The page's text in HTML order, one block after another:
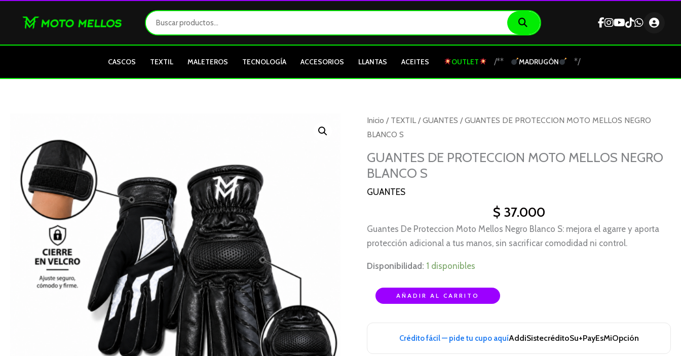
CASCOS TEXTIL MALETEROS TECNOLOGÍA ACCESORIOS LLANTAS ACEITES OUTLET /** MADRUGÓN */
Inicio / TEXTIL /GUANTES / GUANTES DE PROTECCION MOTO MELLOS NEGRO
BLANCO S
GUANTES DE PROTECCION MOTO MELLOS NEGRO
BLANCO S
GUANTES
$ 37.000
Guantes De Proteccion Moto Mellos Negro Blanco S: mejora el agarre y aporta
protección adicional a tus manos, sin sacrificar comodidad ni control.
Disponibilidad: 1 disponibles
GUANTES
DE
MOTO
MELLOS
NEGRO
cantidad
AÑADIR AL CARRITO
Crédito fácil — pide tu cupo aquíAddiSistecréditoSu+PayEsMiOpción